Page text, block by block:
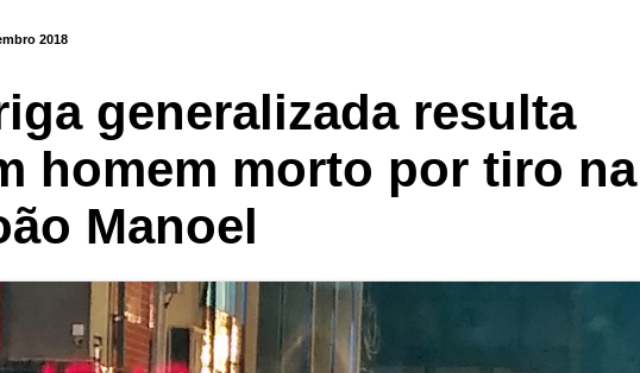
2018
generalizada resulta
homem morto por tiro na
Manoel